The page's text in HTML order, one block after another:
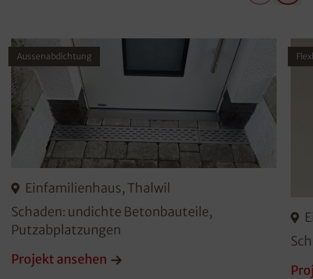
Einfamilienhaus, Thalwil
Schaden: undichte Betonbauteile,
Putzabplatzungen
Aussenabdichtung
Projekt ansehen